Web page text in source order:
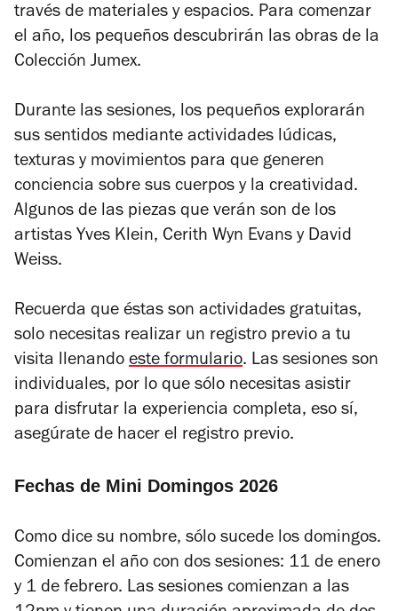
través de materiales y espacios. Para comenzar
el año, los pequeños descubrirán las obras de la
Colección Jumex.
Durante las sesiones, los pequeños explorarán
sus sentidos mediante actividades lúdicas,
texturas y movimientos para que generen
conciencia sobre sus cuerpos y la creatividad.
Algunos de las piezas que verán son de los
artistas Yves Klein, Cerith Wyn Evans y David
Weiss.
Recuerda que éstas son actividades gratuitas,
solo necesitas realizar un registro previo a tu
visita llenando este formulario. Las sesiones son
individuales, por lo que sólo necesitas asistir
para disfrutar la experiencia completa, eso sí,
asegúrate de hacer el registro previo.
Fechas de Mini Domingos 2026
Como dice su nombre, sólo sucede los domingos.
Comienzan el año con dos sesiones: 11 de enero
y 1 de febrero. Las sesiones comienzan a las